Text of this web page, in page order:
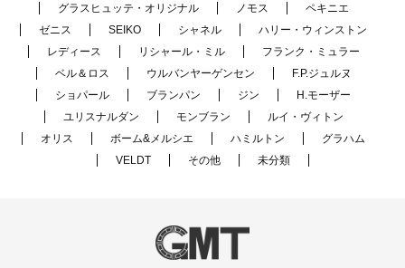
グラスヒュッテ・オリジナル
ノモス
ペキニエ
ゼニス
SEIKO シャネル
ハリー・ウィンストン
レディース
リシャール・ミル
フランク・ミュラー
ベル＆ロス
ウルバンヤーゲンセン
F.P.ジュルヌ
ショパール
ブランパン ジン
H.モーザー
ユリスナルダン
モンブラン
ルイ・ヴィトン
オリス
ボーム&メルシエ ハミルトン
グラハム
VELDT
その他 未分類